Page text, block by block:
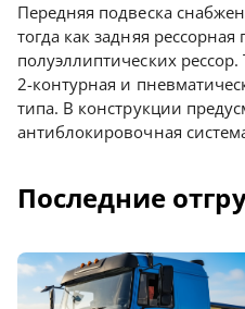
Передняя подвеска
тогда как задняя
полуэллиптических
2-контурная и
типа. В конструкции
антиблокировочная
Последние